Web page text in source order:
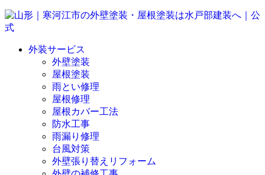
外装サービス
外壁塗装
屋根塗装
雨とい修理
屋根修理
屋根カバー工法
防水工事
雨漏り修理
台風対策
外壁張り替えリフォーム